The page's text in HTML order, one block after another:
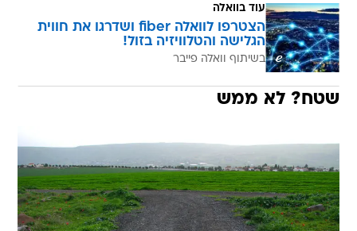
עוד בוואלה
הצטרפו לוואלה fiber ושדרגו את חווית
הגלישה והטלוויזיה בזול!
בשיתוף וואלה פייבר
שטח? לא ממש